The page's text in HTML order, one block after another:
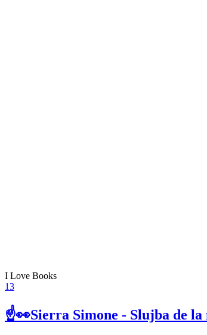
I Love Books
13
☝👀Sierra Simone - Slujba de